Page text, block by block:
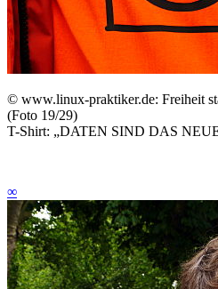
© www.linux-praktiker.de: Freiheit
(Foto 19/29)
T-Shirt: „DATEN SIND DAS
∞